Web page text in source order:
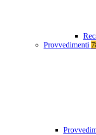
Provvedimenti